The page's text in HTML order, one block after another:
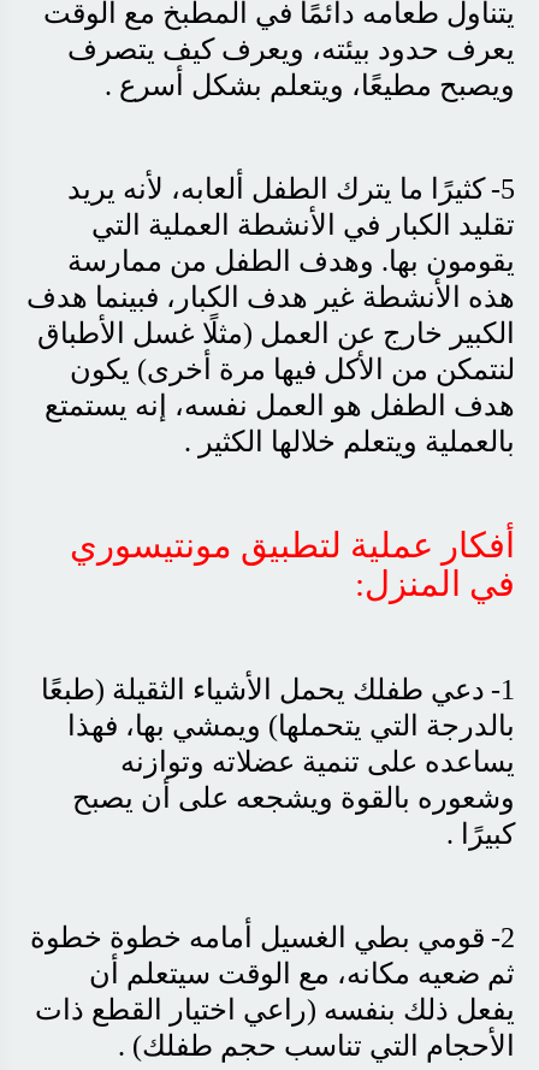
يتناول طعامه دائمًا في المطبخ مع الوقت
يعرف حدود بيئته، ويعرف كيف يتصرف
ويصبح مطيعًا، ويتعلم بشكل أسرع .
5- كثيرًا ما يترك الطفل ألعابه، لأنه يريد
تقليد الكبار في الأنشطة العملية التي
يقومون بها. وهدف الطفل من ممارسة
هذه الأنشطة غير هدف الكبار، فبينما هدف
الكبير خارج عن العمل (مثلًا غسل الأطباق
لنتمكن من الأكل فيها مرة أخرى) يكون
هدف الطفل هو العمل نفسه، إنه يستمتع
بالعملية ويتعلم خلالها الكثير .
أفكار عملية لتطبيق مونتيسوري
في المنزل:
1-
دعي طفلك يحمل الأشياء الثقيلة (طبعًا
بالدرجة التي يتحملها) ويمشي بها، فهذا
يساعده على تنمية عضلاته وتوازنه
وشعوره بالقوة ويشجعه على أن يصبح
كبيرًا
.
2- قومي بطي الغسيل أمامه خطوة خطوة
ثم ضعيه مكانه، مع الوقت سيتعلم أن
يفعل ذلك بنفسه (راعي اختيار القطع ذات
الأحجام التي تناسب حجم طفلك) .